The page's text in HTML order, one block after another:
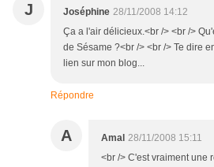
J Joséphine 28/11/2008 14:12
Ça a l'air délicieux.<br /> <br />
de Sésame ?<br /> <br /> Te dire
lien sur mon blog...
Répondre
A Amal 28/11/2008 15:11
<br /> C'est vraiment une